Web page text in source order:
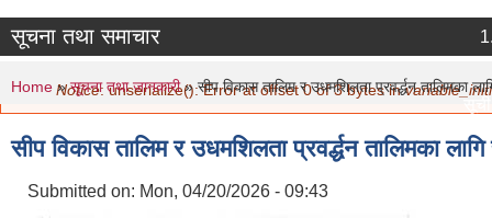
सूचना तथा समाचार
सूची
Error message
Notice: unserialize(): Error at offset 0 of 3 bytes in
You are here
Home »सूचना तथा जानकारी» सीप विकास तालिम र उधमशिलता प्रवर्द्धन तालिमका
सीप विकास तालिम र उधमशिलता प्रवर्द्धन तालिमका
Submitted on: Mon, 04/20/2026 - 09:43